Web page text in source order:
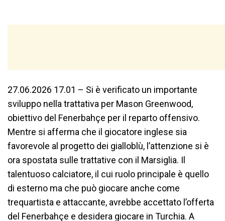
27.06.2026 17.01 – Si è verificato un importante
sviluppo nella trattativa per Mason Greenwood,
obiettivo del Fenerbahçe per il reparto offensivo.
Mentre si afferma che il giocatore inglese sia
favorevole al progetto dei gialloblù, l’attenzione si è
ora spostata sulle trattative con il Marsiglia. Il
talentuoso calciatore, il cui ruolo principale è quello
di esterno ma che può giocare anche come
trequartista e attaccante, avrebbe accettato l’offerta
del Fenerbahçe e desidera giocare in Turchia. A